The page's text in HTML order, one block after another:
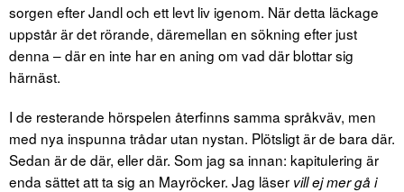
sorgen efter Jandl och ett levt liv igenom. När detta läckage
uppstår är det rörande, däremellan en sökning efter just
denna – där en inte har en aning om vad där blottar sig
härnäst.
I de resterande hörspelen återfinns samma språkväv, men
med nya inspunna trådar utan nystan. Plötsligt är de bara där.
Sedan är de där, eller där. Som jag sa innan: kapitulering är
enda sättet att ta sig an Mayröcker. Jag läser vill ej mer gå i